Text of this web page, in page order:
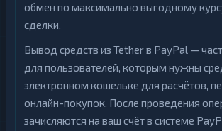
обмен по максимально выгодному
сделки.
Вывод средств из Tether в PayPal —
для пользователей, которым нужны
электронном кошельке для расчётов,
онлайн-покупок. После проведения
зачисляются на ваш счёт в системе